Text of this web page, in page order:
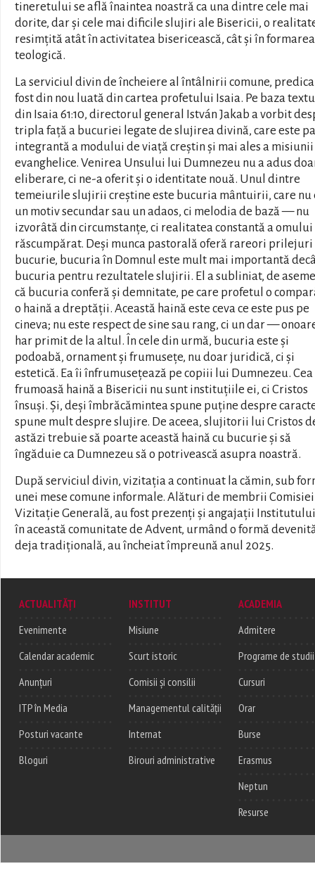
tineretului se află înaintea noastră ca una dintre cele mai
dorite, dar și cele mai dificile slujiri ale Bisericii, o
resimțită atât în activitatea bisericească, cât și în formarea
teologică.
La serviciul divin de încheiere al întâlnirii comune,
fost din nou luată din cartea profetului Isaia. Pe baza
din Isaia 61:10, directorul general István Jakab a vorbit
tripla față a bucuriei legate de slujirea divină, care este
integrantă a modului de viață creștin și mai ales a misiunii
evanghelice. Venirea Unsului lui Dumnezeu nu a adus
eliberare, ci ne-a oferit și o identitate nouă. Unul dintre
temeiurile slujirii creștine este bucuria mântuirii, care nu
un motiv secundar sau un adaos, ci melodia de bază — nu
izvorâtă din circumstanțe, ci realitatea constantă a omului
răscumpărat. Deși munca pastorală oferă rareori prilejuri
bucurie, bucuria în Domnul este mult mai importantă
bucuria pentru rezultatele slujirii. El a subliniat, de
că bucuria conferă și demnitate, pe care profetul o
o haină a dreptății. Această haină este ceva ce este pus pe
cineva; nu este respect de sine sau rang, ci un dar —
har primit de la altul. În cele din urmă, bucuria este și
podoabă, ornament și frumusețe, nu doar juridică, ci și
estetică. Ea îi înfrumusețează pe copiii lui Dumnezeu.
frumoasă haină a Bisericii nu sunt instituțiile ei, ci Cristos
însuși. Și, deși îmbrăcămintea spune puține despre
spune mult despre slujire. De aceea, slujitorii lui Cristos
astăzi trebuie să poarte această haină cu bucurie și să
îngăduie ca Dumnezeu să o potrivească asupra noastră.
După serviciul divin, vizitația a continuat la cămin, sub
unei mese comune informale. Alături de membrii
Vizitație Generală, au fost prezenți și angajații
în această comunitate de Advent, urmând o formă
deja tradițională, au încheiat împreună anul 2025.
ACTUALITĂȚI
Evenimente
Calendar academic
Anunțuri
ITP în Media
Posturi vacante
Bloguri
INSTITUT
Misiune
Scurt istoric
Comisii și consilii
Managementul calității
Internat
Birouri administrative
ACADEMIA
Admitere
Programe de studii
Cursuri
Orar
Burse
Erasmus
Neptun
Resurse